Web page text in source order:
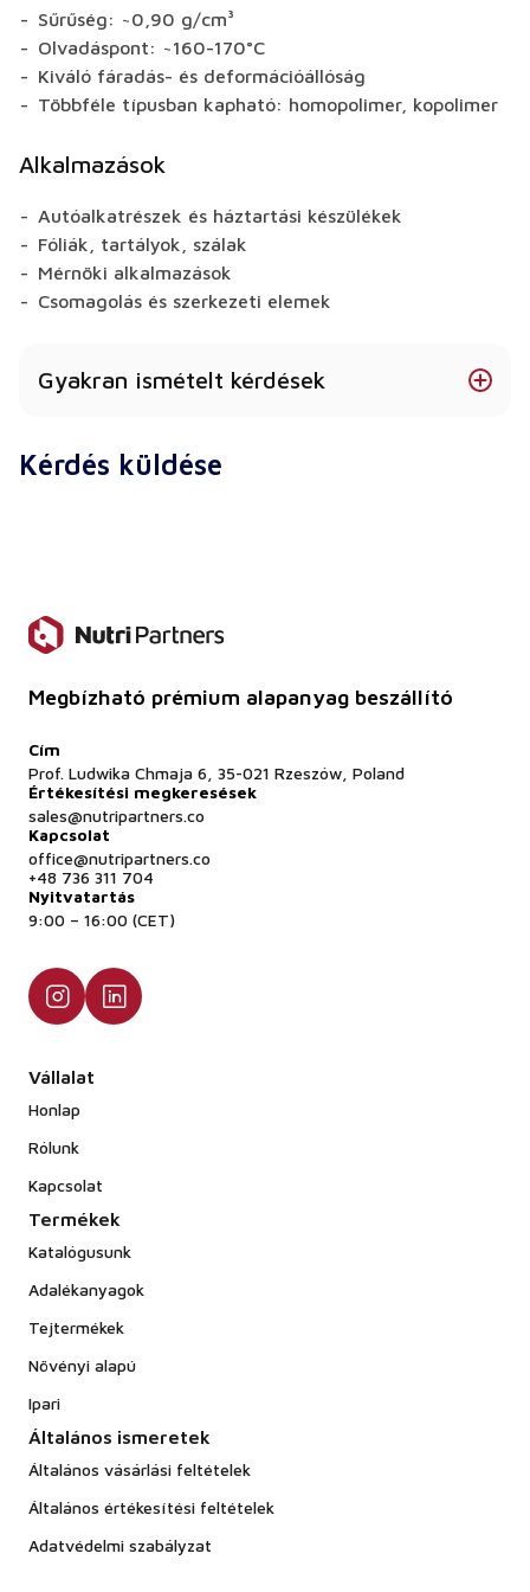
Sűrűség: ~0,90 g/cm³
Olvadáspont: ~160-170°C
Kiváló fáradás- és deformációállóság
Többféle típusban kapható: homopolimer, kopolimer
Alkalmazások
Autóalkatrészek és háztartási készülékek
Fóliák, tartályok, szálak
Mérnöki alkalmazások
Csomagolás és szerkezeti elemek
Gyakran ismételt kérdések
változata?
Igen - kérésre egyedi színű és módosított
minőségek is rendelkezésre állnak.
Rendelkezésre áll biztonsági adatlap?
bocsáthatók.
Kérdés küldése
Megbízható prémium alapanyag beszállító
Cím
Prof. Ludwika Chmaja 6, 35-021 Rzeszów, Poland
Értékesítési megkeresések
sales@nutripartners.co
Kapcsolat
office@nutripartners.co
+48 736 311 704
Nyitvatartás
9:00 – 16:00 (CET)
Vállalat
Honlap
Rólunk
Kapcsolat
Termékek
Katalógusunk
Adalékanyagok
Tejtermékek
Növényi alapú
Ipari
Általános ismeretek
Általános vásárlási feltételek
Általános értékesítési feltételek
Adatvédelmi szabályzat